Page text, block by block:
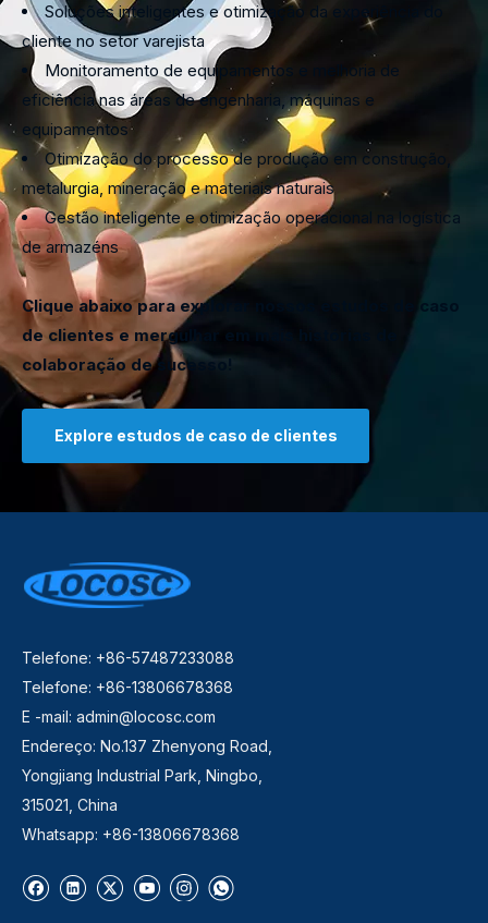
Soluções inteligentes e otimização da experiência do
cliente no setor varejista
Monitoramento de equipamentos e melhoria de
eficiência nas áreas de engenharia, máquinas e
equipamentos
Otimização do processo de produção em construção,
metalurgia, mineração e materiais naturais
Gestão inteligente e otimização operacional na logística
de armazéns
Clique abaixo para explorar nossos estudos de caso
de clientes e mergulhar em mais histórias de
colaboração de sucesso!
Explore estudos de caso de clientes
Telefone: +86-57487233088
Telefone: +86-13806678368
E -mail: admin@locosc.com
Endereço: No.137 Zhenyong Road,
Yongjiang Industrial Park, Ningbo,
315021, China
Whatsapp: +86-13806678368